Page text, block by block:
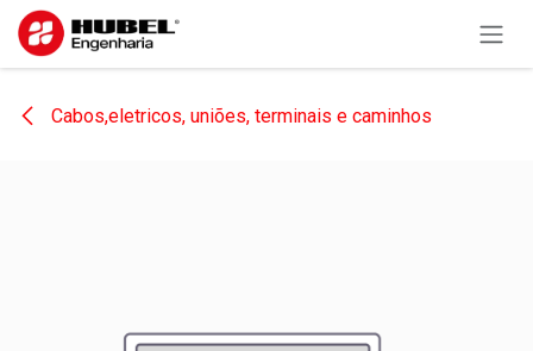
Pular para o conteúdo
Cabos,eletricos, uniões, terminais e caminhos